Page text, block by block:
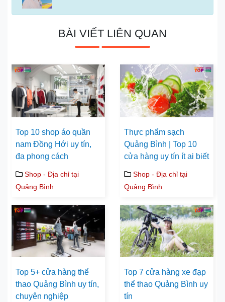
BÀI VIẾT LIÊN QUAN
Top 10 shop áo quần
nam Đồng Hới uy tín,
đa phong cách
Shop - Địa chỉ tại
Quảng Bình
Thực phẩm sạch
Quảng Bình | Top 10
cửa hàng uy tín ít ai biết
Shop - Địa chỉ tại
Quảng Bình
Top 5+ cửa hàng thể
thao Quảng Bình uy tín,
chuyên nghiệp
Top 7 cửa hàng xe đạp
thể thao Quảng Bình uy
tín